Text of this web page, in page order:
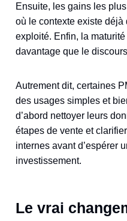
Ensuite, les gains les
où le contexte existe déjà
exploité. Enfin, la
davantage que le
Autrement dit, certaines
des usages simples et
d’abord nettoyer leurs
étapes de vente et
internes avant d’espérer
investissement.
Le vrai